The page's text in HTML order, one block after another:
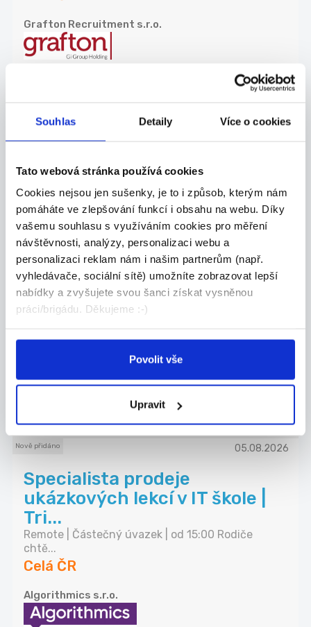
Souhlas Detaily Více o cookies
Tato webová stránka používá cookies
Cookies nejsou jen sušenky, je to i způsob, kterým nám
pomáháte ve zlepšování funkcí i obsahu na webu. Díky
vašemu souhlasu s využíváním cookies pro měření
návštěvnosti, analýzy, personalizaci webu a
personalizaci reklam nám i našim partnerům (např.
vyhledávače, sociální sítě) umožníte zobrazovat lepší
nabídky a zvyšujete svou šanci získat vysněnou
práci/brigádu. Děkujeme :-)
Povolit vše
Upravit
Grafton Recruitment s.r.o.
Technical Support &
Customer Process Solutions
wi...
Do you want to have the flexibility to work from...
Celá ČR
ICON Communication Centres (Jobstack.it)
TOP
Výrobce ozdobných
Nabízíme možnost výdělkové činnosti výrobou
Nově přidáno 05.08.2026
Specialista prodeje
ukázkových lekcí v IT škole |
Tri...
Remote | Částečný úvazek | od 15:00 Rodiče
chtě...
Celá ČR
Algorithmics s.r.o.